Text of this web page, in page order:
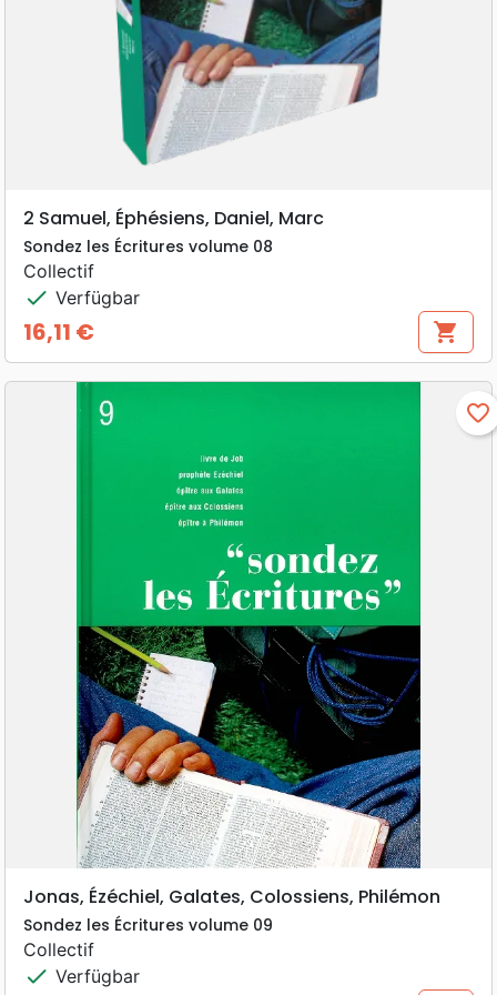
2 Samuel, Éphésiens, Daniel, Marc
Sondez les Écritures volume 08
Collectif
check Verfügbar
Preis
16,11 € shopping_cart
favorite_border
Jonas, Ézéchiel, Galates, Colossiens, Philémon
Sondez les Écritures volume 09
Collectif
check Verfügbar